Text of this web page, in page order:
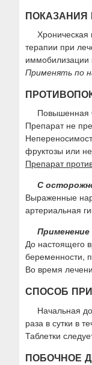
Хроническая
терапии при
иммобилизации
Применять по
Повышенная
Препарат не
фруктозы или
Препарат
С
Выраженные
артериальная
Применение
До настоящего
беременности,
Во время
СПОСОБ
Начальная
раза в сутки в
Таблетки
ПОБОЧНОЕ